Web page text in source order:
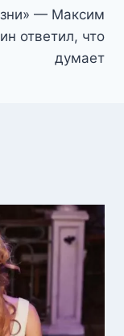
— Максим
ответил, что
думает